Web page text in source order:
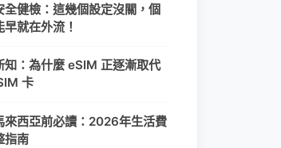
全健檢：這幾個設定沒關，個
早就在外流！
知：為什麼 eSIM 正逐漸取代
卡
來西亞前必讀：2026年生活費
指南